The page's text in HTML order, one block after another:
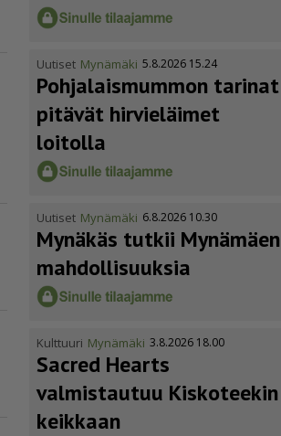
Uutiset Mynämäki 5.8.2026 15.24
Pohja­lais­mummon tarinat
pitävät hirvieläimet
loitolla
Uutiset Mynämäki 6.8.2026 10.30
Mynäkäs tutkii Mynämäen
mahdol­li­suuksia
Kulttuuri Mynämäki 3.8.2026 18.00
Sacred Hearts
valmistautuu Kiskoteekin
keikkaan